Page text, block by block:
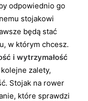
odpowiednio go
stojakowi
będą stać
w którym chcesz.
i wytrzymałość
zalety,
Stojak na rower
które sprawdzi